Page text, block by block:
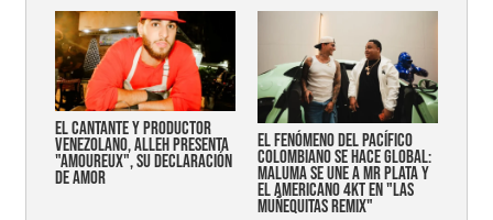
EL CANTANTE Y PRODUCTOR
VENEZOLANO, ALLEH PRESENTA
"AMOUREUX", SU DECLARACIÓN
DE AMOR
EL FENÓMENO DEL PACÍFICO
COLOMBIANO SE HACE GLOBAL:
MALUMA SE UNE A MR PLATA Y
EL AMERICANO 4KT EN "LAS
MUÑEQUITAS REMIX"